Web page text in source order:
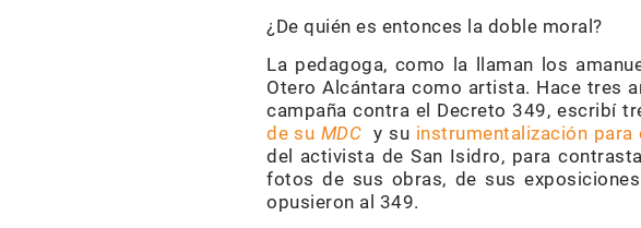
¿De quién es entonces la doble moral?
La pedagoga, como la llaman los
Otero Alcántara como artista. Hace tres
campaña contra el Decreto 349, escribí
de su MDC y su instrumentalización para
del activista de San Isidro, para
fotos de sus obras, de sus
opusieron al 349.